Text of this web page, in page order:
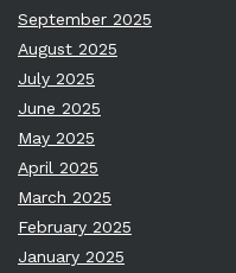
September 2025
August 2025
July 2025
June 2025
May 2025
April 2025
March 2025
February 2025
January 2025